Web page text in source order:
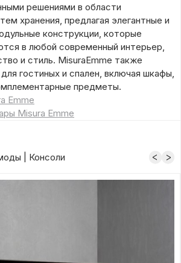
решениями в области
хранения, предлагая элегантные и
конструкции, которые
в любой современный интерьер,
и стиль. MisuraEmme также
гостиных и спален, включая шкафы,
предметы.
Emme
Misura Emme
| Консоли